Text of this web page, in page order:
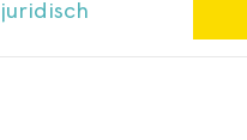
juridisch